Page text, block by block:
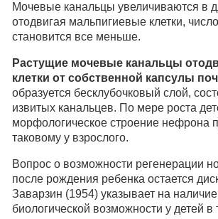
Мочевые канальцы увеличиваются в
отодвигая мальпигиевые клетки,
становится все меньше.
Растущие мочевые канальцы
клетки от собственной капсулы
образуется бесклубочковый слой,
извитых канальцев. По мере роста
морфологическое строение нефрона
таковому у взрослого.
Вопрос о возможности регенерации
после рождения ребенка остается
Заварзин (1954) указывает на наличие
биологической возможности у детей